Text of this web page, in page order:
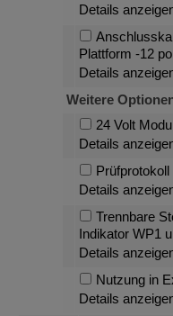
Details
Plattform -12
Details
Weitere
24 Volt Modul
Details
Details
Trennbare
Indikator WP1
Details
Nutzung in
Details